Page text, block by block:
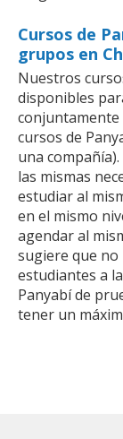
Cursos de
grupos en
Nuestros
disponibles
conjuntamente
cursos de
una
las mismas
estudiar al
en el mismo
agendar al
sugiere que no
estudiantes a
Panyabí de
tener un